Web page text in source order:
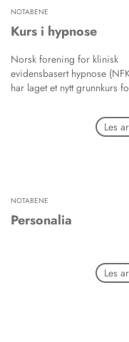
NOTABENE
Kurs i hypnose
Norsk forening for klinisk
evidensbasert hypnose
har laget et nytt grunnkurs
Les
NOTABENE
Personalia
Les